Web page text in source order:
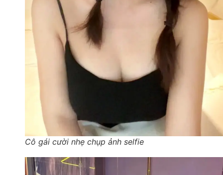
Cô gái cười nhẹ chụp ảnh selfie